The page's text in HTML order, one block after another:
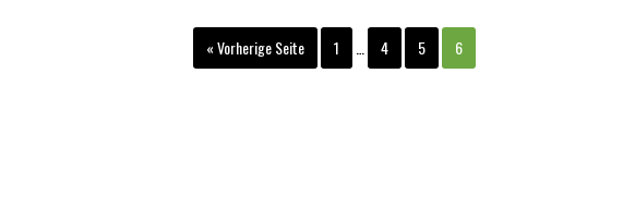
« Vorherige Seite 1 4 5 6